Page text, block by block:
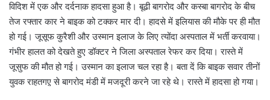
विदिश में एक और दर्दनाक हादसा हुआ है। बूढी बागरोद और कस्बा बागरोद के बीच
तेज रफ्तार कार ने बाइक को टक्कर मार दी। हादसे में इलियास की मौके पर ही मौत
हो गई। जूसूफ कुरैशी और उस्मान इलाज के लिए त्योंदा अस्पताल में भर्ती करवाया।
गंभीर हालत को देखते हुए डॉक्टर ने जिला अस्पताल रेफर कर दिया। रास्ते में
जूसुफ की मौत हो गई। उस्मान का इलाज चल रहा है। बता दें कि बाइक सवार तीनों
युवक राहतगए़ से बागरोद मंडी में मजदूरी करने जा रहे थे। रास्ते में हादसा हो गया।